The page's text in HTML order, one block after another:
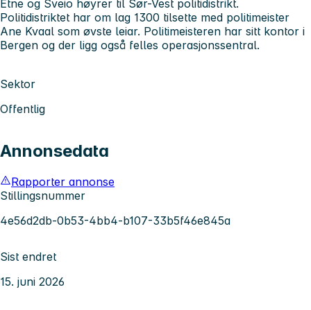
Etne og Sveio høyrer til Sør-Vest politidistrikt.
Politidistriktet har om lag 1300 tilsette med politimeister
Ane Kvaal som øvste leiar. Politimeisteren har sitt kontor i
Bergen og der ligg også felles operasjonssentral.
Sektor
Offentlig
Annonsedata
Rapporter annonse
Stillingsnummer
4e56d2db-0b53-4bb4-b107-33b5f46e845a
Sist endret
15. juni 2026